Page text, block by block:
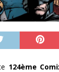
124ème